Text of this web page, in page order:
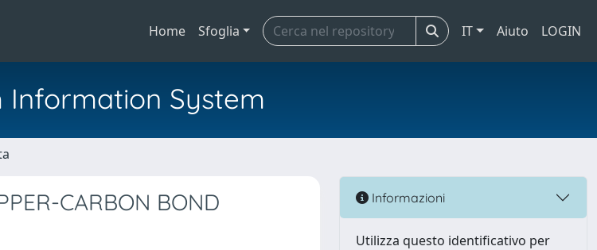
Home Sfoglia IT Aiuto LOGIN
Information System
CARBON BOND Informazioni
Utilizza questo identificativo per